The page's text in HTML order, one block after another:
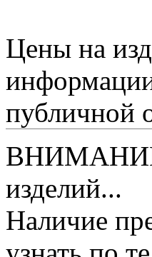
Цены на
публичной
ВНИМАНИЕ!
изделий...
Наличие